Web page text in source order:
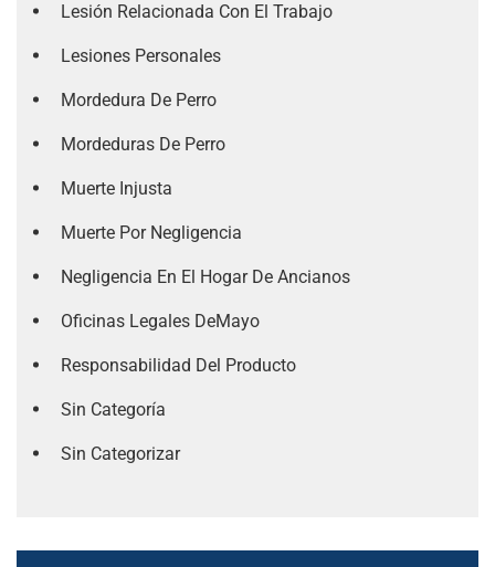
Lesión Relacionada Con El Trabajo
Lesiones Personales
Mordedura De Perro
Mordeduras De Perro
Muerte Injusta
Muerte Por Negligencia
Negligencia En El Hogar De Ancianos
Oficinas Legales DeMayo
Responsabilidad Del Producto
Sin Categoría
Sin Categorizar